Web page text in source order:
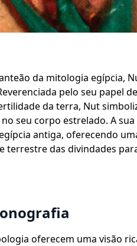
da mitologia egípcia,
pelo seu papel
da terra, Nut
seu corpo estrelado. A
antiga, oferecendo
terrestre das divindades
oferecem uma visão